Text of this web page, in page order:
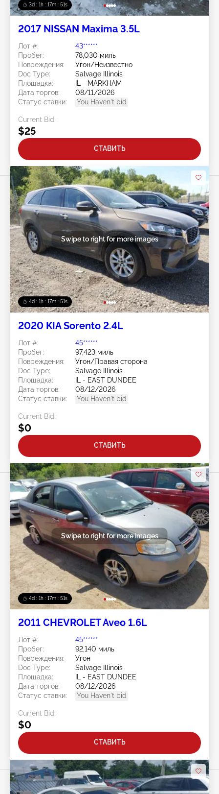
3d : 1h : 17m : 48s
2017 NISSAN Maxima 3.5L
Лот #:
43******
Пробег:
78,030 миль
Повреждения:
Угон/Неизвестно
Doc Type:
Salvage Illinois
Площадка:
IL - MARKHAM
Дата торгов:
08/11/2026
Статус ставки:
You Haven't bid
Current Bid:
$25
СТАВИТЬ
4d : 1h : 17m : 48s
Swipe to right for more images
2020 KIA Sorento 2.4L
Лот #:
45******
Пробег:
97,423 миль
Повреждения:
Угон/Правая сторона
Doc Type:
Salvage Illinois
Площадка:
IL - EAST DUNDEE
Дата торгов:
08/12/2026
Статус ставки:
You Haven't bid
Current Bid:
$0
СТАВИТЬ
4d : 1h : 17m : 48s
Swipe to right for more images
2011 CHEVROLET Aveo 1.6L
Лот #:
45******
Пробег:
92,140 миль
Повреждения:
Угон
Doc Type:
Salvage Illinois
Площадка:
IL - EAST DUNDEE
Дата торгов:
08/12/2026
Статус ставки:
You Haven't bid
Current Bid:
$0
СТАВИТЬ